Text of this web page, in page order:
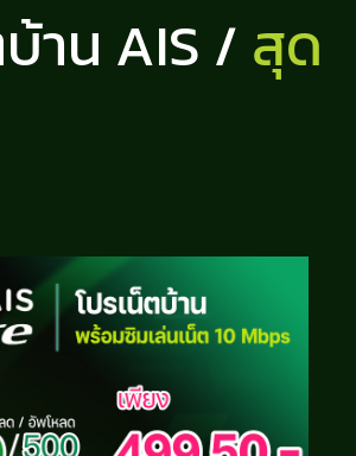
าน AIS / สุด